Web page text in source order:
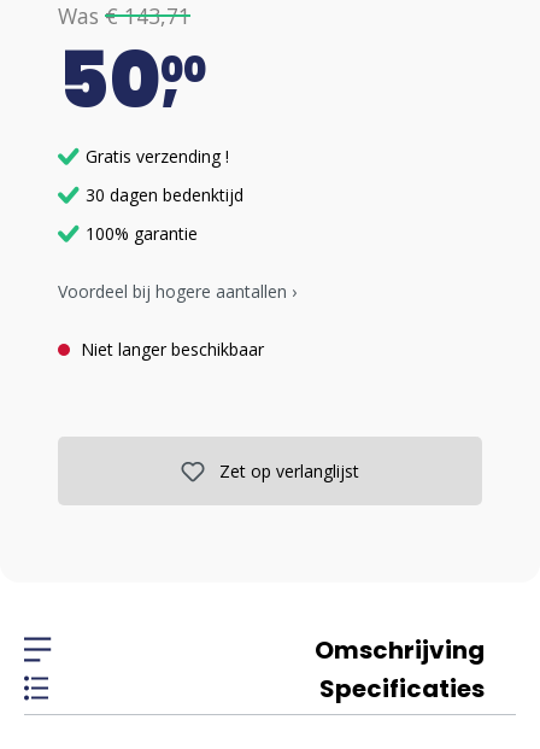
Was € 143,71
5000
Gratis verzending !
30 dagen bedenktijd
100% garantie
Voordeel bij hogere aantallen ›
Niet langer beschikbaar
Zet op verlanglijst
Omschrijving
Specificaties